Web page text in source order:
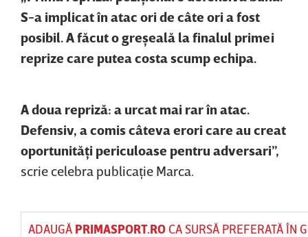
S-a implicat în atac ori de câte ori a fost
posibil. A făcut o greşeală la finalul primei
reprize care putea costa scump echipa.
A doua repriză: a urcat mai rar în atac.
Defensiv, a comis câteva erori care au creat
oportunităţi periculoase pentru adversari”,
scrie celebra publicaţie Marca.
ADAUGĂ PRIMASPORT.ROCA SURSĂ PREFERATĂ ÎN